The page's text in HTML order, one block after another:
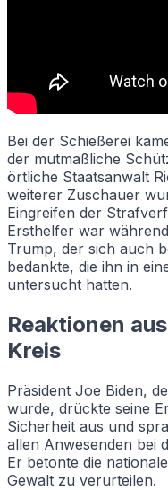
Bei der Schießerei
der mutmaßliche
örtliche Staatsanwalt
weiterer Zuschauer
Eingreifen der
Ersthelfer war
Trump, der sich auch
bedankte, die ihn in
untersucht hatten.
Reaktionen
Kreis
Präsident Joe Biden,
wurde, drückte seine
Sicherheit aus und
allen Anwesenden bei
Er betonte die
Gewalt zu verurteilen.